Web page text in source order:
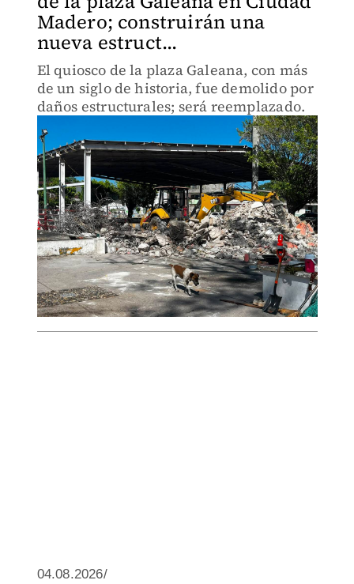
Madero; construirán una
nueva estruct...
El quiosco de la plaza Galeana, con más
de un siglo de historia, fue demolido por
daños estructurales; será reemplazado.
04.08.2026/